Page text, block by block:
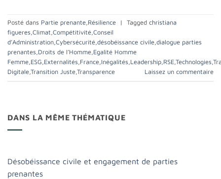
Posté dans Partie prenante,Résilience | Tagged christiana
figueres,Climat,Compétitivité,Conseil
d’Administration,Cybersécurité,désobéissance civile,dialogue parties
prenantes,Droits de l’Homme,Egalité Homme
Femme,ESG,Externalités,France,Inégalités,Leadership,RSE,Technologies,
Digitale,Transition Juste,Transparence Laissez un commentaire
DANS LA MÊME THÉMATIQUE
Désobéissance civile et engagement de parties
prenantes